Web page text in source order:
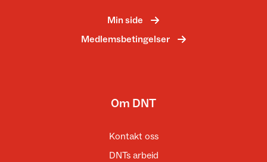
Min side
Medlemsbetingelser
Om DNT
Kontakt oss
DNTs arbeid